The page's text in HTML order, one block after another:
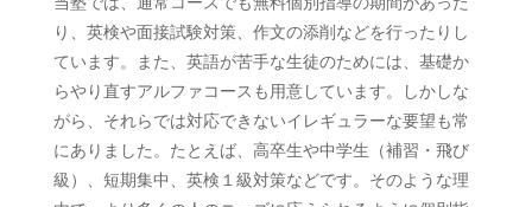
り、英検や面接試験対策、作文の添削などを行ったりし
ています。また、英語が苦手な生徒のためには、基礎か
らやり直すアルファコースも用意しています。しかしな
がら、それらでは対応できないイレギュラーな要望も常
にありました。たとえば、高卒生や中学生（補習・飛び
級）、短期集中、英検１級対策などです。そのような理